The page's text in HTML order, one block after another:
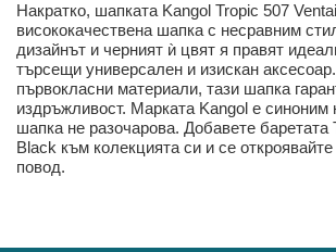
Накратко, шапката Kangol Tropic 507
висококачествена шапка с несравним
дизайнът и черният ѝ цвят я правят
търсещи универсален и изискан
първокласни материали, тази шапка
издръжливост. Марката Kangol е синоним
шапка не разочарова. Добавете баретата
Black към колекцията си и се
повод.